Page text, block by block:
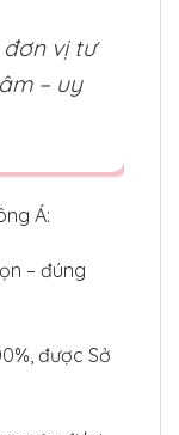
vị tư
– uy
Á:
– đúng
được Sở